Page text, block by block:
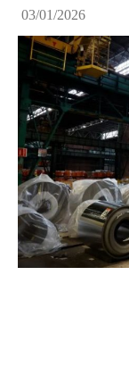
03/01/2026